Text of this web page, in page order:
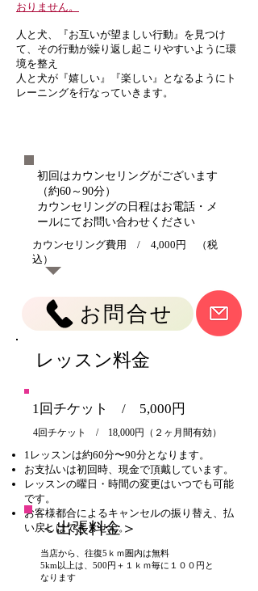
おりません。
人と犬、『お互いが望ましい行動』を見つけ
て、その行動が繰り返し起こりやすいように環
境を整え
人と犬が『嬉しい』『楽しい』となるようにト
レーニングを行なっていきます。
初回はカウンセリングがございます
（約60～90分）
カウンセリングの日程はお電話・メ
ールにてお問い合わせください
カウンセリング費用 / 4,000円 （税
込）
お問合せ
レッスン料金
1回チケット / 5,000円
4回チケット / 18,000円（２ヶ月間有効）
1レッスンは約60分〜90分となります。
お支払いは初回時、現金で頂戴しています。
レッスンの曜日・時間の変更はいつでも可能
です。
お客様都合によるキャンセルの振り替え、払
い戻しはできません。
＜出張料金＞
当店から、往復5ｋｍ圏内は無料
​5km以上は、500円＋１ｋｍ毎に１００円と
なります